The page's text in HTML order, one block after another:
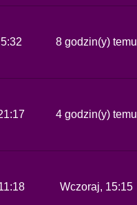
8 godzin(y) temu
4 godzin(y) temu
Wczoraj, 15:15